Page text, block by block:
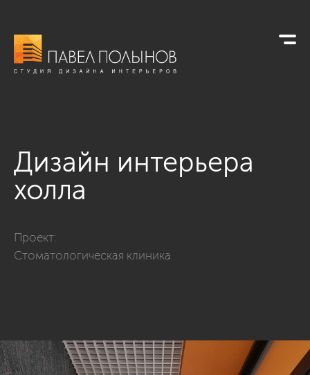
Дизайн интерьера
холла
Проект:
Стоматологическая клиника